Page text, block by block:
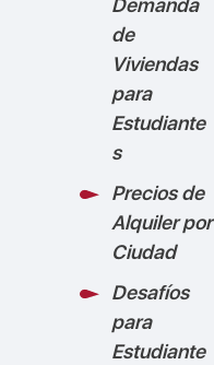
Demanda
de
Viviendas
para
Estudiante
s
Precios de
Alquiler por
Ciudad
Desafíos
para
Estudiante